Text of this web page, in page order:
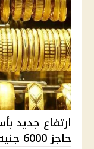
حاجز 6000 جنيه وسط مكاسب ع...